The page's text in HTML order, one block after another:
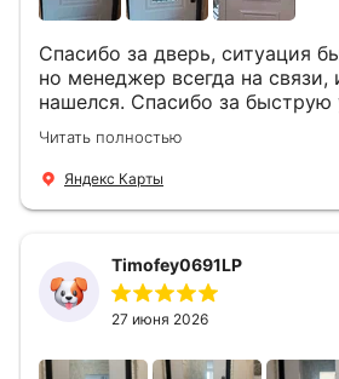
Спасибо за дверь, ситуация
но менеджер всегда на связи,
нашелся. Спасибо за быструю
Роману, один и привёз, и
что дверь нам долго послужит
Читать полностью
Яндекс Карты
Timofey0691LP
27 июня 2026